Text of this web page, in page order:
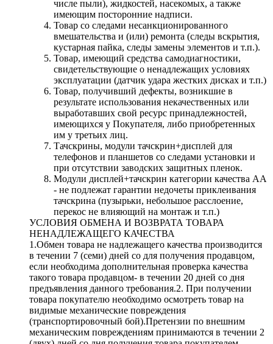
числе пыли), жидкостей, насекомых, а также
имеющим посторонние надписи.
Товар со следами несанкционированного
вмешательства и (или) ремонта (следы вскрытия,
кустарная пайка, следы замены элементов и т.п.).
Товар, имеющий средства самодиагностики,
свидетельствующие о ненадлежащих условиях
эксплуатации (датчик удара жестких дисках и т.п.)
Товар, получивший дефекты, возникшие в
результате использования некачественных или
выработавших свой ресурс принадлежностей,
имеющихся у Покупателя, либо приобретенных
им у третьих лиц.
Тачскрины, модули тачскрин+дисплей для
телефонов и планшетов со следами установки и
при отсутствии заводских защитных пленок.
Модули дисплей+тачскрин категории качества АА
- не подлежат гарантии недочеты приклеивания
тачскрина (пузырьки, небольшое расслоение,
перекос не влияющий на монтаж и т.п.)
УСЛОВИЯ ОБМЕНА И ВОЗВРАТА ТОВАРА
НЕНАДЛЕЖАЩЕГО КАЧЕСТВА
1.Обмен товара не надлежащего качества производится
в течении 7 (семи) дней со для получения продавцом,
если необходима дополнительная проверка качества
такого товара продавцом- в течении 20 дней со дня
предъявления данного требования.2. При получении
товара покупателю необходимо осмотреть товар на
видимые механические повреждения
(транспортировочный бой).Претензии по внешним
механическим повреждениям принимаются в течении 2